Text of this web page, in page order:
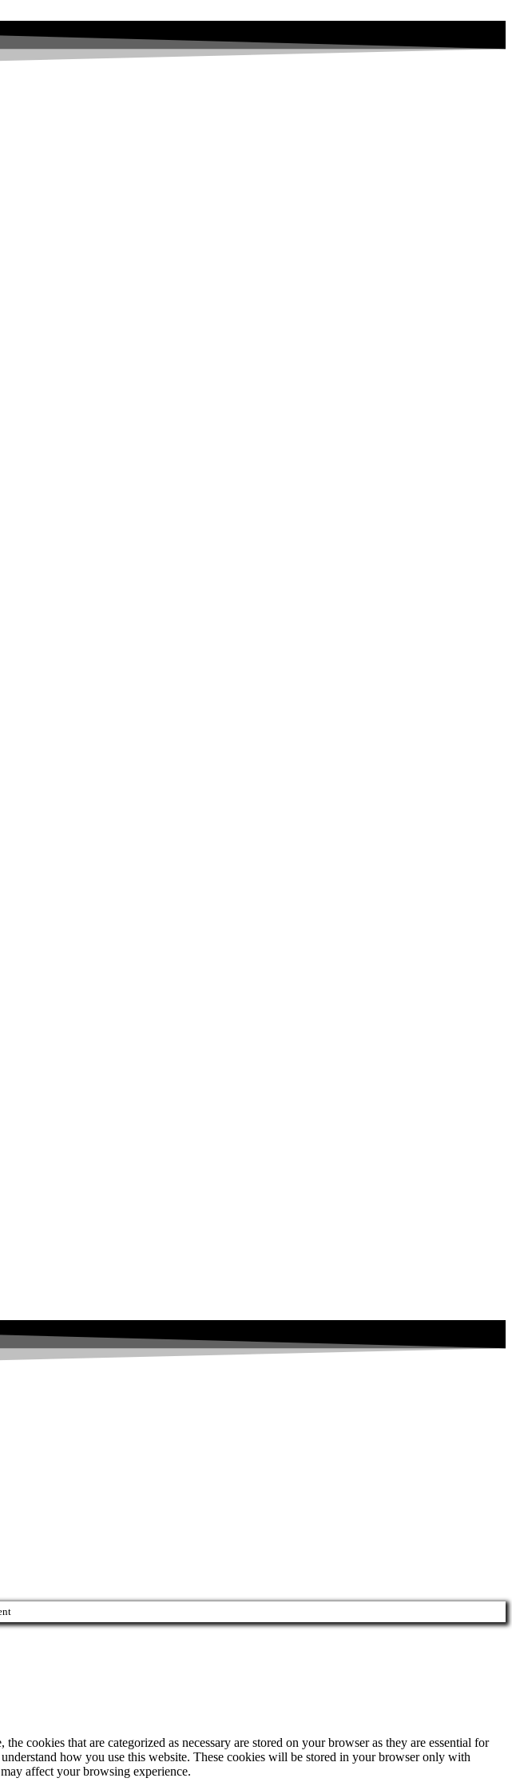
cookies that are categorized as necessary are stored on your browser as they are essential for
how you use this website. These cookies will be stored in your browser only with
affect your browsing experience.